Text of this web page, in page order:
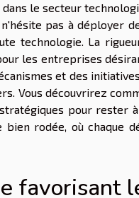
le secteur
pas à déployer
technologie. La
les entreprises
et des
Vous découvrirez
pour rester
rodée, où chaque
favorisant